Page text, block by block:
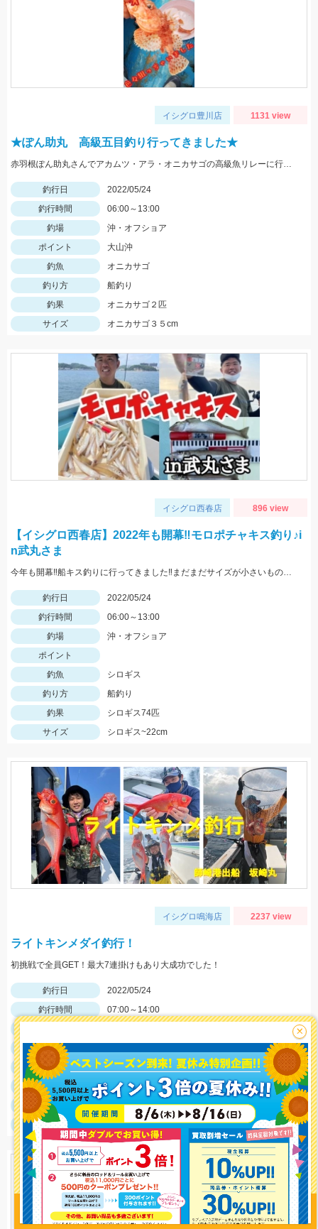
釣り情報を
投稿する
イシグロ豊川店 1131 view
★ぽん助丸 高級五目釣り行ってきました★
赤羽根ぽん助丸さんでアカムツ・アラ・オニカサゴの高級魚リレーに行ってきました。下潮が動かず苦戦しましたがオニカサゴGETです
釣行日
2022/05/24
釣行時間
06:00～13:00
釣場
沖・オフショア
ポイント
大山沖
釣魚
オニカサゴ
釣り方
船釣り
釣果
オニカサゴ２匹
サイズ
オニカサゴ３５cm
イシグロ西春店 896 view
【イシグロ西春店】2022年も開幕‼モロポチャキス釣り♪i
n武丸さま
今年も開幕‼船キス釣りに行ってきました‼まだまだサイズが小さいものも混じりますが、ハリは8～10号の方が掛かりがよくオススメですよ‼
釣行日
2022/05/24
釣行時間
06:00～13:00
釣場
沖・オフショア
ポイント
釣魚
シロギス
釣り方
船釣り
釣果
シロギス74匹
サイズ
シロギス~22cm
イシグロ鳴海店 2237 view
ライトキンメダイ釣行！
初挑戦で全員GET！最大7連掛けもあり大成功でした！
釣行日
2022/05/24
釣行時間
07:00～14:00
ポイント
釣魚
キンメダイ・クロムツ
釣り方
船釣り
釣果
キンメダイ5匹、クロムツ1匹
サイズ
キンメダイ30～40㎝、クロムツ40㎝
×